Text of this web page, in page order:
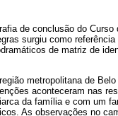
de conclusão do
surgiu como
de matriz de
metropolitana de
aconteceram nas
da família e com um
As observações no